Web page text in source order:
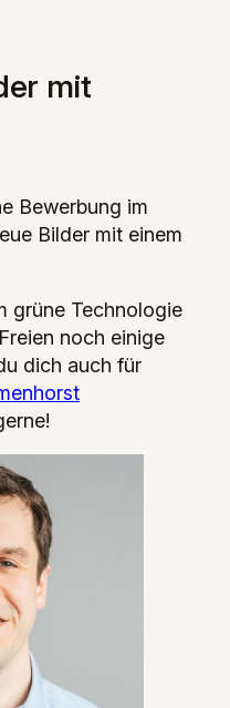
mit
Bewerbung im
Bilder mit einem
grüne Technologie
noch einige
dich auch für